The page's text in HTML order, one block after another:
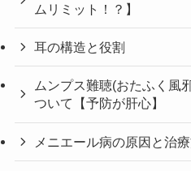
ムリミット！？】
耳の構造と役割
ムンプス難聴(おたふく風
ついて【予防が肝心】
メニエール病の原因と治